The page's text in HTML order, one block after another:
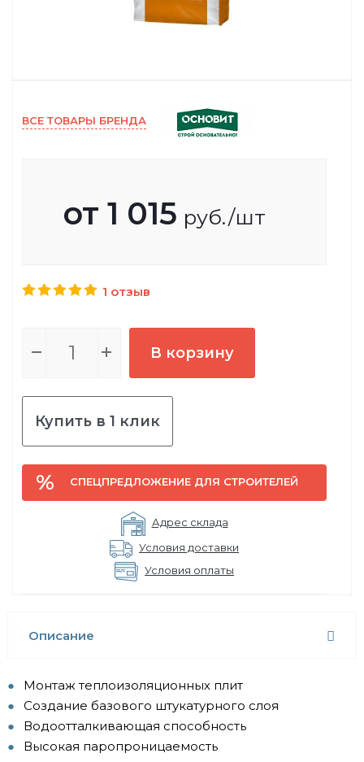
ВСЕ ТОВАРЫ БРЕНДА
от 1 015 руб./шт
1 отзыв
В корзину
Купить в 1 клик
СПЕЦПРЕДЛОЖЕНИЕ ДЛЯ СТРОИТЕЛЕЙ
Адрес склада
Условия доставки
Условия оплаты
Описание
Монтаж теплоизоляционных плит
Создание базового штукатурного слоя
Водоотталкивающая способность
Высокая паропроницаемость